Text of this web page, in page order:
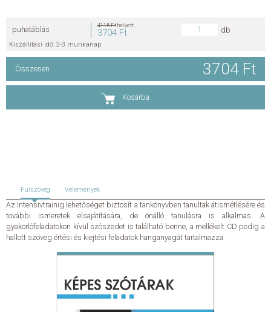
Kosárba
puhatáblás 4115 Fthelyett
3704 Ft db
Kiszállítási idő: 2-3 munkanap
Összesen 3704 Ft
Fülszöveg Vélemények
Az Intensivtrainig lehetőséget biztosít a tankönyvben tanultak átismétlésére és
további ismeretek elsajátítására, de önálló tanulásra is alkalmas. A
gyakorlófeladatokon kívül szószedet is található benne, a mellékelt CD pedig a
hallott szöveg értési és kiejtési feladatok hanganyagát tartalmazza.
HÍREK
KAPCSOLAT
ADATKEZELÉSI ÉS ADATVÉDELMI SZABÁLYZAT